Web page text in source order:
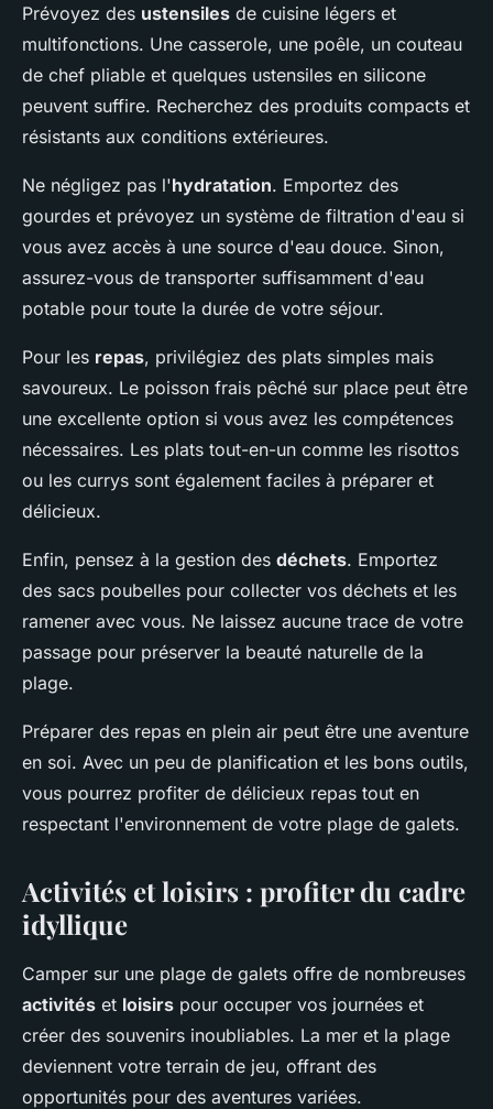
Prévoyez des ustensiles de cuisine légers et
multifonctions. Une casserole, une poêle, un couteau
de chef pliable et quelques ustensiles en silicone
peuvent suffire. Recherchez des produits compacts et
résistants aux conditions extérieures.
Ne négligez pas l'hydratation. Emportez des
gourdes et prévoyez un système de filtration d'eau si
vous avez accès à une source d'eau douce. Sinon,
assurez-vous de transporter suffisamment d'eau
potable pour toute la durée de votre séjour.
Pour les repas, privilégiez des plats simples mais
savoureux. Le poisson frais pêché sur place peut être
une excellente option si vous avez les compétences
nécessaires. Les plats tout-en-un comme les risottos
ou les currys sont également faciles à préparer et
délicieux.
Enfin, pensez à la gestion des déchets. Emportez
des sacs poubelles pour collecter vos déchets et les
ramener avec vous. Ne laissez aucune trace de votre
passage pour préserver la beauté naturelle de la
plage.
Préparer des repas en plein air peut être une aventure
en soi. Avec un peu de planification et les bons outils,
vous pourrez profiter de délicieux repas tout en
respectant l'environnement de votre plage de galets.
Activités et loisirs : profiter du cadre
idyllique
Camper sur une plage de galets offre de nombreuses
activités et loisirs pour occuper vos journées et
créer des souvenirs inoubliables. La mer et la plage
deviennent votre terrain de jeu, offrant des
opportunités pour des aventures variées.